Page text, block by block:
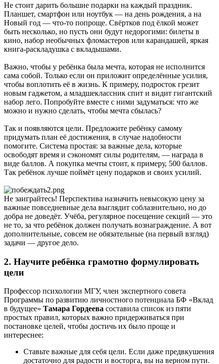
Не стоит дарить большие подарки на каждый праздник.
Планшет, смартфон или ноутбук — на день рождения, а на
Новый год — что-то попроще. Свёртков под ёлкой может
быть несколько, но пусть они будут недорогими: билеты в
кино, набор необычных фломастеров или карандашей, яркая
книга-раскладушка с вкладышами.
Важно, чтобы у ребёнка была мечта, которая не исполнится
сама собой. Только если он приложит определённые усилия,
чтобы воплотить её в жизнь. К примеру, подросток грезит
новым гаджетом, а младшеклассник спит и видит гигантский
набор лего. Попробуйте вместе с ними задуматься: что же
можно и нужно сделать, чтобы мечта сбылась?
Так и появляются цели. Предложите ребёнку самому
придумать план её достижения, в случае надобности
помогите. Система простая: за важные дела, которые
освободят время и сэкономят силы родителям, — награда в
виде баллов. А покупка мечты стоит, к примеру, 500 баллов.
Так ребёнок лучше поймёт цену подарков и своих усилий.
Не заиграйтесь! Перспектива назначить невысокую цену за
важные повседневные дела выглядит соблазнительно, но до
добра не доведёт. Учёба, регулярное посещение секций — это
не то, за что ребёнок должен получать вознаграждение. А вот
дополнительные, совсем не обязательные (на первый взгляд)
задачи — другое дело.
2. Научите ребёнка грамотно формулировать
цели
Профессор психологии МГУ, член экспертного совета
Программы по развитию личностного потенциала БФ «Вклад
в будущее» Тамара Гордеева составила список из пяти
простых правил, которых важно придерживаться при
постановке целей, чтобы достичь их было проще и
интереснее:
Ставьте важные для себя цели. Если даже предвкушения
достаточно для радости и восторга, вы на верном пути.